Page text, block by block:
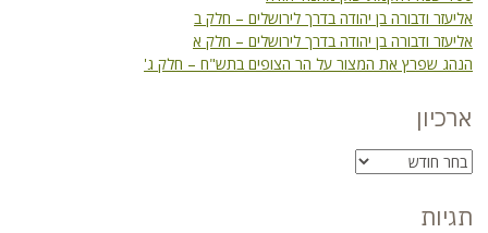
אליעזר ודבורה בן יהודה בדרך לירושלים – חלק ב
אליעזר ודבורה בן יהודה בדרך לירושלים – חלק א
הנהג שפרץ את המצור על הר הצופים בתש"ח – חלק ג'
ארכיון
תגיות